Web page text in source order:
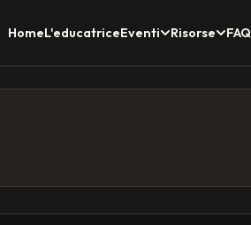
HomeL'educatriceEventi Risorse FAQ